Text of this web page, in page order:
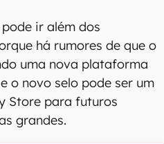
ir além dos
há rumores de que o
uma nova plataforma
o novo selo pode ser um
Store para futuros
grandes.